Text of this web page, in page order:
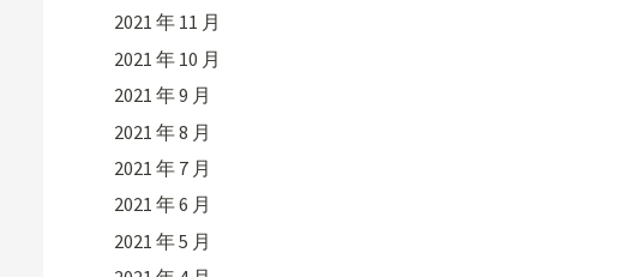
2021 年 11 月
2021 年 10 月
2021 年 9 月
2021 年 8 月
2021 年 7 月
2021 年 6 月
2021 年 5 月